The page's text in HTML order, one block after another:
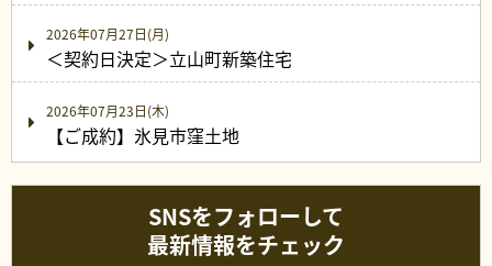
2026年07月27日(月)
＜契約日決定＞立山町新築住宅
2026年07月23日(木)
【ご成約】氷見市窪土地
SNSをフォローして
最新情報をチェック